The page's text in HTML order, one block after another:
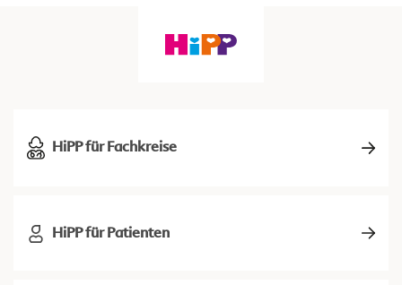
HiPP für Fachkreise
HiPP für Patienten